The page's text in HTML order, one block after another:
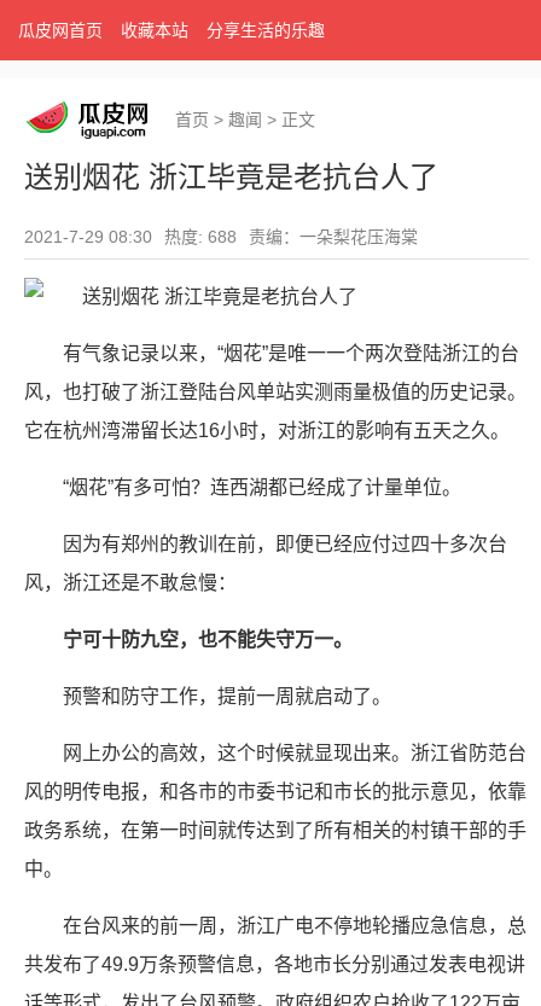
瓜皮网首页 收藏本站 分享生活的乐趣
首页 > 趣闻 > 正文
送别烟花 浙江毕竟是老抗台人了
2021-7-29 08:30 热度: 688 责编：一朵梨花压海棠
有气象记录以来，“烟花”是唯一一个两次登陆浙江的台
风，也打破了浙江登陆台风单站实测雨量极值的历史记录。
它在杭州湾滞留长达16小时，对浙江的影响有五天之久。
“烟花”有多可怕？连西湖都已经成了计量单位。
因为有郑州的教训在前，即便已经应付过四十多次台
风，浙江还是不敢怠慢：
宁可十防九空，也不能失守万一。
预警和防守工作，提前一周就启动了。
网上办公的高效，这个时候就显现出来。浙江省防范台
风的明传电报，和各市的市委书记和市长的批示意见，依靠
政务系统，在第一时间就传达到了所有相关的村镇干部的手
中。
在台风来的前一周，浙江广电不停地轮播应急信息，总
共发布了49.9万条预警信息，各地市长分别通过发表电视讲